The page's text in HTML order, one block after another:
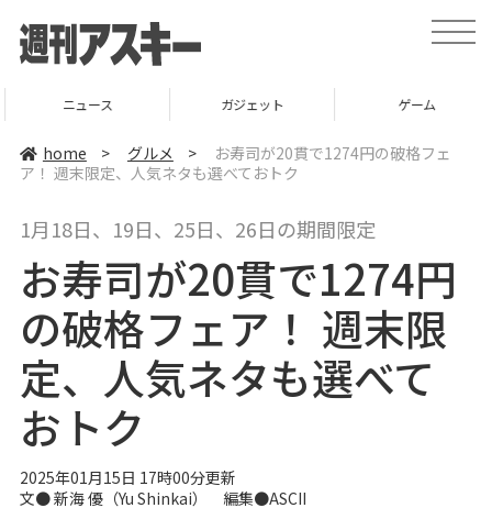
t
o
ニュース ガジェット ゲーム
home > グルメ >
お寿司が20貫で1274円の破格フェ
ア！ 週末限定、人気ネタも選べておトク
1月18日、19日、25日、26日の期間限定
お寿司が20貫で1274円
の破格フェア！ 週末限
定、人気ネタも選べて
おトク
2025年01月15日 17時00分更新
文●新海 優（Yu Shinkai） 編集●ASCII